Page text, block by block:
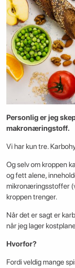
Personlig er jeg
makronæringstoff.
Vi har kun tre.
Og selv om kroppen
og fett alene,
mikronæringsstoffer
kroppen trenger.
Når det er sagt er
når jeg lager
Hvorfor?
Fordi veldig mange